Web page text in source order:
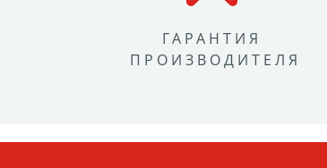
ГАРАНТИЯ
ПРОИЗВОДИТЕЛЯ